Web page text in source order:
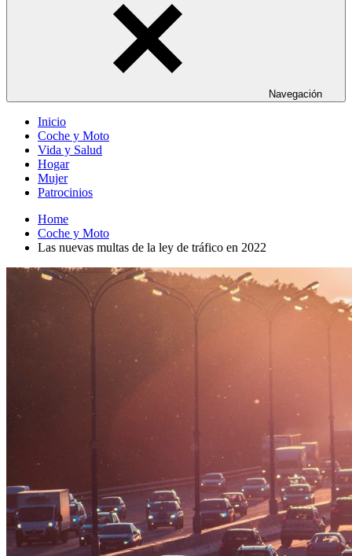
Navegación
Inicio
Coche y Moto
Vida y Salud
Hogar
Mujer
Patrocinios
Home
Coche y Moto
Las nuevas multas de la ley de tráfico en 2022